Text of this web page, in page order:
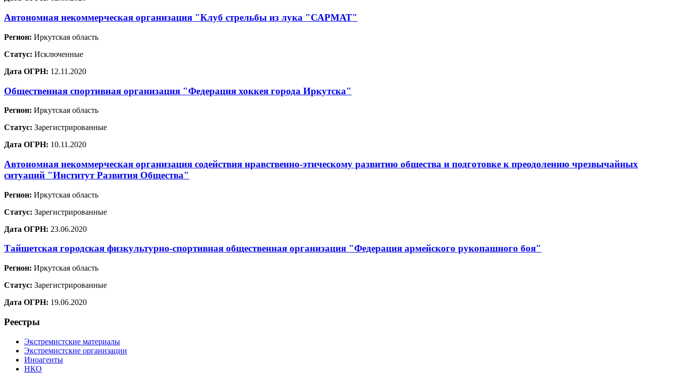
Автономная некоммерческая организация "Клуб стрельбы из лука "САРМАТ"
Регион: Иркутская область
Статус: Исключенные
Дата ОГРН: 12.11.2020
Общественная спортивная организация "Федерация хоккея города Иркутска"
Регион: Иркутская область
Статус: Зарегистрированные
Дата ОГРН: 10.11.2020
Автономная некоммерческая организация содействия нравственно-этическому развитию общества и подготовке к преодолению чрезвычайных
ситуаций "Институт Развития Общества"
Регион: Иркутская область
Статус: Зарегистрированные
Дата ОГРН: 23.06.2020
Тайшетская городская физкультурно-спортивная общественная организация "Федерация армейского рукопашного боя"
Регион: Иркутская область
Статус: Зарегистрированные
Дата ОГРН: 19.06.2020
Реестры
Экстремистские материалы
Экстремистские организации
Иноагенты
НКО